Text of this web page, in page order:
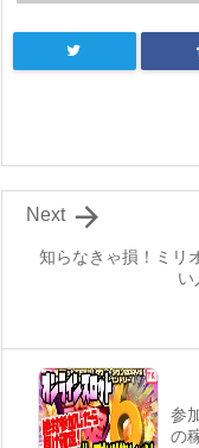
知らなきゃ損！ミリ
い

Next
参
の